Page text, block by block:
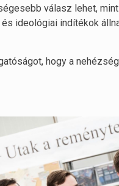
válasz lehet,
ideológiai indítékok
hogy a